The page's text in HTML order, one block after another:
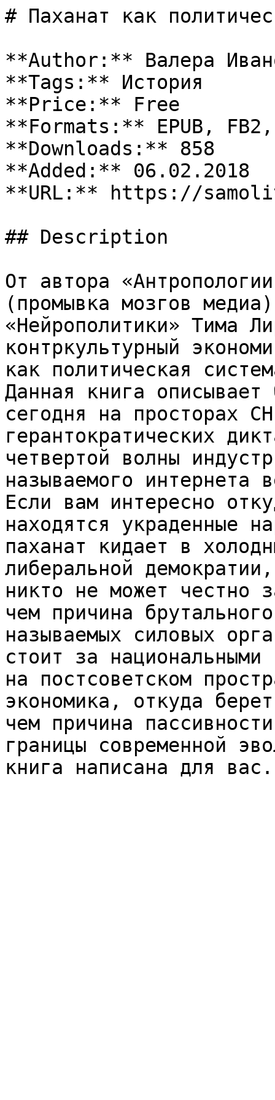
# Паханат как
**Author:** Валера
**Tags:** История
**Price:** Free
**Formats:** EPUB, FB2,
**Downloads:** 858
**Added:** 06.02.2018
**URL:** https://
## Description
От автора
(промывка мозгов
«Нейрополитики» Тима
контркультурный
как политическая
Данная книга описывает
сегодня на просторах
герантократических
четвертой волны
называемого интернета
Если вам интересно
находятся украденные
паханат кидает в
либеральной
никто не может честно
чем причина
называемых силовых
стоит за национальными
на постсоветском
экономика, откуда
чем причина
границы современной
книга написана для вас.